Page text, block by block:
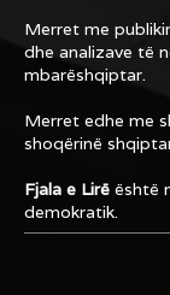
Merret me
dhe analizave të
mbarëshqiptar.
Merret edhe me
shoqërinë
Fjala e Lirë është
demokratik.